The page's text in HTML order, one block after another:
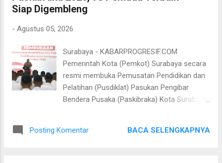
dapat melanjutkan kuliah ke semester tiga
Padahal, prestasi akademiknya tergolong
mencapai 4,0 pada semester pertama dan
3,9 pada semester kedua. "Ini sangat
yang terancam putus kuliah hanya karena
persoalan administrasi dan validitas data
generasi unggul hanya karena sistem tidak
Siap Digembleng
- Agustus 05, 2026
Surabaya - KABARPROGRESIF.COM
Pemerintah Kota (Pemkot) Surabaya secara
resmi membuka Pemusatan Pendidikan dan
Pelatihan (Pusdiklat) Pasukan Pengibar
Bendera Pusaka (Paskibraka) Kota Surabaya
dipimpin oleh Asisten Bidang Pemerintahan
Posting Komentar BACA SELENGKAPNYA